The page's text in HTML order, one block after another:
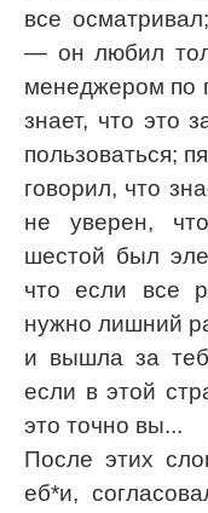
все
— он любил
менеджером по
знает, что это
пользоваться;
говорил, что
не уверен,
шестой был
что если все
нужно лишний
и вышла за
если в этой
это точно вы...
После этих
еб*и,